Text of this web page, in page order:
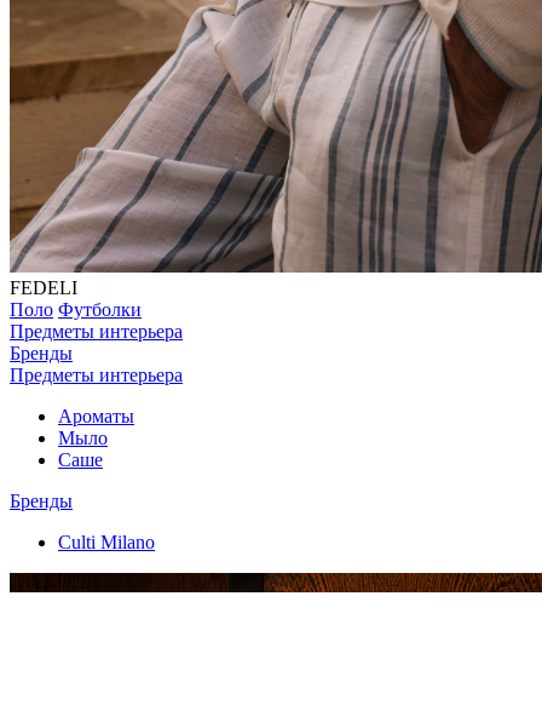
FEDELI
Поло Футболки
Предметы интерьера
Бренды
Предметы интерьера
Ароматы
Мыло
Саше
Бренды
Culti Milano